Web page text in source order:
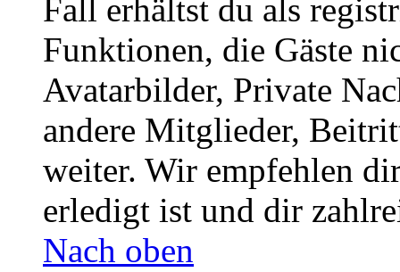
Fall erhältst du als
Funktionen, die Gäste
Avatarbilder, Private
andere Mitglieder,
weiter. Wir empfehlen
erledigt ist und dir
Nach oben